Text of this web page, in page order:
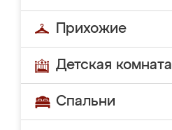
Прихожие
Детская комната
Спальни